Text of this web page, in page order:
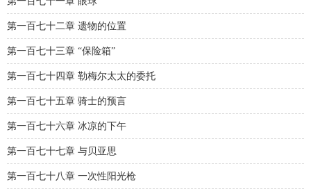
第一百七十二章 遗物的位置
第一百七十三章 “保险箱”
第一百七十四章 勒梅尔太太的委托
第一百七十五章 骑士的预言
第一百七十六章 冰凉的下午
第一百七十七章 与贝亚思
第一百七十八章 一次性阳光枪